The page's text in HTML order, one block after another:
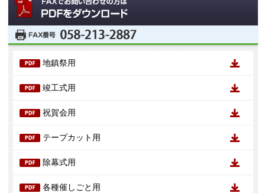
地鎮祭用
竣工式用
祝賀会用
テープカット用
除幕式用
各種催しごと用